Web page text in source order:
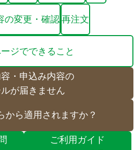
の変更・確認 再注文
ジでできること
・申込み内容の
ルが届きません
から適用されますか？
ご利用ガイド